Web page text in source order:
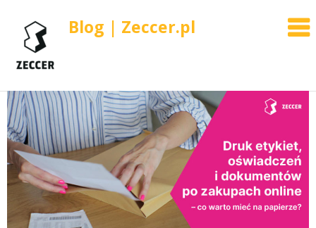
Blog | Zeccer.pl
Skip
to
content